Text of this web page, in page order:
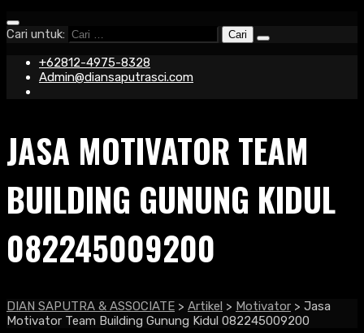
Cari untuk:
+62812-4975-8328
Admin@diansaputrasci.com
JASA MOTIVATOR TEAM
BUILDING GUNUNG KIDUL
082245009200
DIAN SAPUTRA & ASSOCIATE > Artikel > Motivator > Jasa
Motivator Team Building Gunung Kidul 082245009200